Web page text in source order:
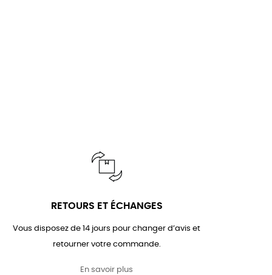
RETOURS ET ÉCHANGES
Vous disposez de 14 jours pour changer d’avis et
retourner votre commande.
En savoir plus